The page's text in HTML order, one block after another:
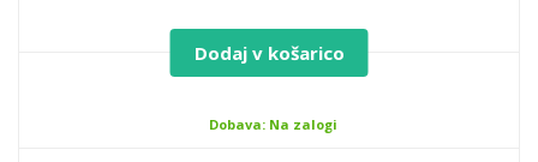
Dodaj v košarico
Dobava: Na zalogi